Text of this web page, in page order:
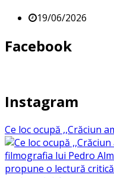
19/06/2026
Facebook
Instagram
Ce loc ocupă ,,Crăciun